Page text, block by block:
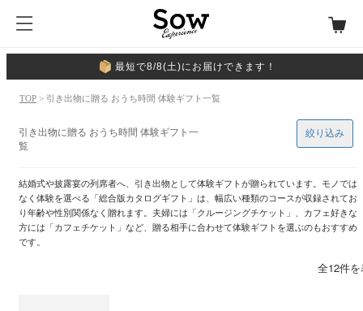
最短で8/8(土)にお届けできます！
TOP > 引き出物に贈る おうち時間 体験ギフト一覧
引き出物に贈る おうち時間 体験ギフト一
覧
結婚式や披露宴の列席者へ、引き出物として体験ギフトが贈られています。モノでは
なく体験を選べる「総合版カタログギフト」は、幅広い種類のコースが収録されてお
り年齢や性別関係なく贈れます。夫婦には「クルージングチケット」、カフェ好きな
方には「カフェチケット」など、贈る相手に合わせて体験ギフトを選ぶのもおすすめ
です。
絞り込み
全12件